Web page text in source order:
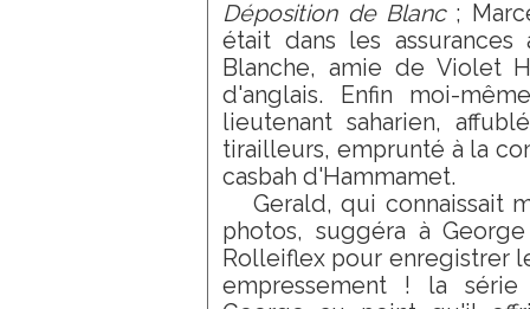
Déposition de Blanc;
était dans les
Blanche, amie de Violet
d'anglais. Enfin moi-
lieutenant saharien,
tirailleurs, emprunté à la
casbah d'Hammamet.
Gerald, qui connaissait
photos, suggéra à
Rolleiflex pour enregistrer
empressement ! la